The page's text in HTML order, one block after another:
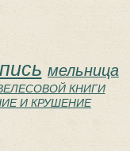
мельница
КНИГИ
И КРУШЕНИЕ